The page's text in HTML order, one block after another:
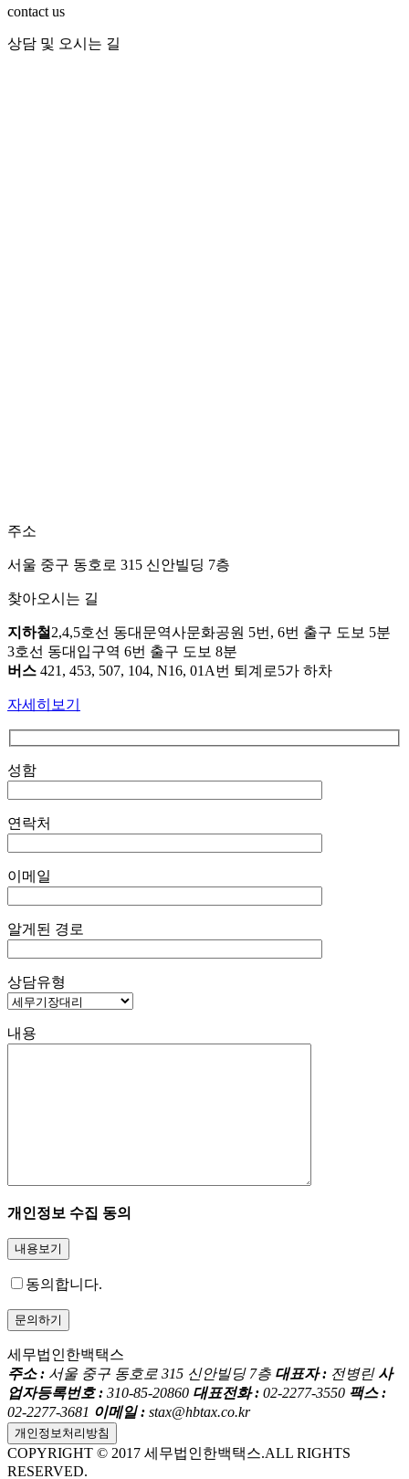
contact us
상담 및 오시는 길
주소
서울 중구 동호로 315 신안빌딩 7층
찾아오시는 길
지하철 2,4,5호선 동대문역사문화공원 5번, 6번 출구 도보 5분
3호선 동대입구역 6번 출구 도보 8분
버스 421, 453, 507, 104, N16, 01A번 퇴계로5가 하차
자세히보기
성함
연락처
이메일
알게된 경로
상담유형
내용
개인정보 수집 동의
내용보기
동의합니다.
세무법인한백택스
주소 : 서울 중구 동호로 315 신안빌딩 7층 대표자 : 전병린 사
업자등록번호 : 310-85-20860 대표전화 : 02-2277-3550 팩스 :
02-2277-3681 이메일 : stax@hbtax.co.kr
개인정보처리방침
COPYRIGHT © 2017 세무법인한백택스.ALL RIGHTS
RESERVED.